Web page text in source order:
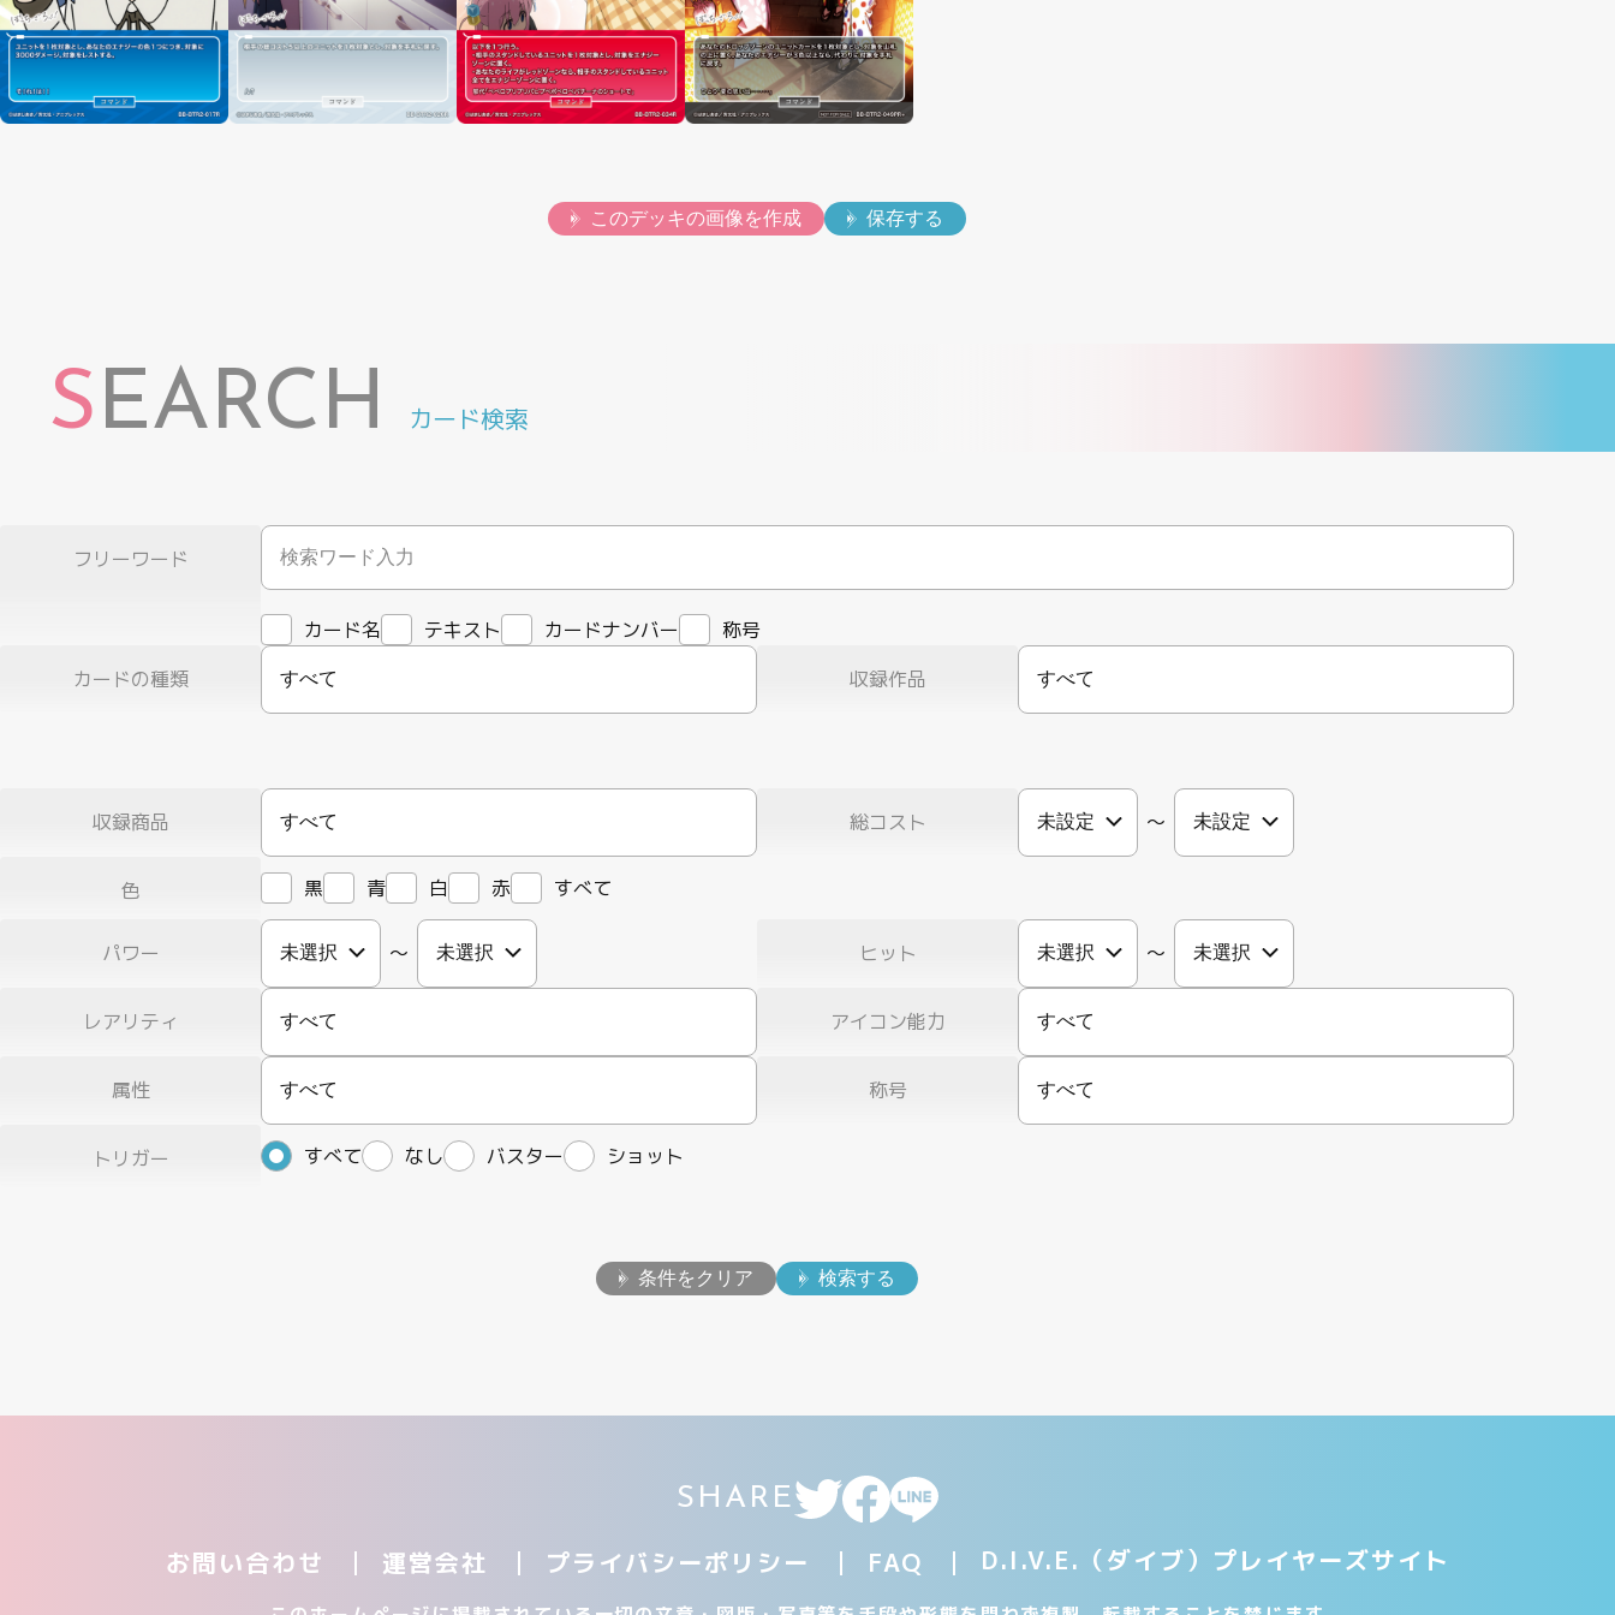
このデッキの画像を作成 保存する
SEARCH カード検索
フリーワード
カード名 テキスト カードナンバー
称号
カードの種類
すべて 収録作品 すべて
収録商品 すべて 総コスト 〜
色 黒 青 白 赤 すべて
パワー 〜 ヒット 〜
レアリティ すべて アイコン能力 すべて
属性 すべて 称号 すべて
トリガー すべて なし バスター ショット
条件をクリア 検索する
SHARE
お問い合わせ 運営会社 プライバシーポリシー FAQ D.I.V.E.（ダイブ）プレイヤーズサイト